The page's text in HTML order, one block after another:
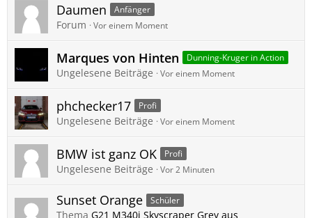
Daumen Anfänger
Forum Vor einem Moment
Marques von Hinten Dunning-Kruger in Action
Ungelesene Beiträge Vor einem Moment
phchecker17 Profi
Ungelesene Beiträge Vor einem Moment
BMW ist ganz OK Profi
Ungelesene Beiträge Vor 2 Minuten
Sunset Orange Schüler
Thema G21 M340i Skyscraper Grey aus